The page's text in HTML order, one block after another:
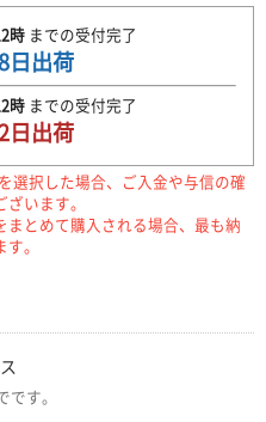
時までの受付完了
日出荷
時までの受付完了
日出荷
選択した場合、ご入金や与信の確
います。
とめて購入される場合、最も納
。
す。